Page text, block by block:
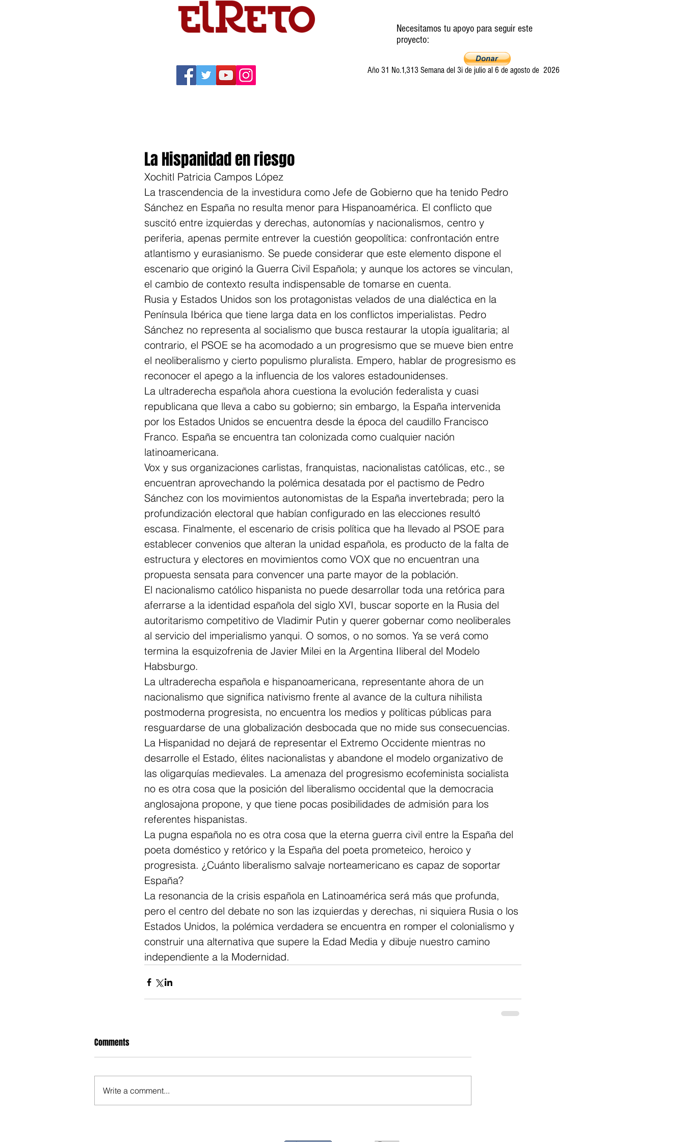
Necesitamos tu apoyo para seguir este
proyecto:
Año 31 No.1,313 Semana del 3i de julio al 6 de agosto de 2026
La Hispanidad en riesgo
Xochitl Patricia Campos López
La trascendencia de la investidura como Jefe de Gobierno que ha tenido Pedro
Sánchez en España no resulta menor para Hispanoamérica. El conflicto que
suscitó entre izquierdas y derechas, autonomías y nacionalismos, centro y
periferia, apenas permite entrever la cuestión geopolítica: confrontación entre
atlantismo y eurasianismo. Se puede considerar que este elemento dispone el
escenario que originó la Guerra Civil Española; y aunque los actores se vinculan,
el cambio de contexto resulta indispensable de tomarse en cuenta.
Rusia y Estados Unidos son los protagonistas velados de una dialéctica en la
Península Ibérica que tiene larga data en los conflictos imperialistas. Pedro
Sánchez no representa al socialismo que busca restaurar la utopía igualitaria; al
contrario, el PSOE se ha acomodado a un progresismo que se mueve bien entre
el neoliberalismo y cierto populismo pluralista. Empero, hablar de progresismo es
reconocer el apego a la influencia de los valores estadounidenses.
La ultraderecha española ahora cuestiona la evolución federalista y cuasi
republicana que lleva a cabo su gobierno; sin embargo, la España intervenida
por los Estados Unidos se encuentra desde la época del caudillo Francisco
Franco. España se encuentra tan colonizada como cualquier nación
latinoamericana.
Vox y sus organizaciones carlistas, franquistas, nacionalistas católicas, etc., se
encuentran aprovechando la polémica desatada por el pactismo de Pedro
Sánchez con los movimientos autonomistas de la España invertebrada; pero la
profundización electoral que habían configurado en las elecciones resultó
escasa. Finalmente, el escenario de crisis política que ha llevado al PSOE para
establecer convenios que alteran la unidad española, es producto de la falta de
estructura y electores en movimientos como VOX que no encuentran una
propuesta sensata para convencer una parte mayor de la población.
El nacionalismo católico hispanista no puede desarrollar toda una retórica para
aferrarse a la identidad española del siglo XVI, buscar soporte en la Rusia del
autoritarismo competitivo de Vladimir Putin y querer gobernar como neoliberales
al servicio del imperialismo yanqui. O somos, o no somos. Ya se verá como
termina la esquizofrenia de Javier Milei en la Argentina Iliberal del Modelo
Habsburgo.
La ultraderecha española e hispanoamericana, representante ahora de un
nacionalismo que significa nativismo frente al avance de la cultura nihilista
postmoderna progresista, no encuentra los medios y políticas públicas para
resguardarse de una globalización desbocada que no mide sus consecuencias.
La Hispanidad no dejará de representar el Extremo Occidente mientras no
desarrolle el Estado, élites nacionalistas y abandone el modelo organizativo de
las oligarquías medievales. La amenaza del progresismo ecofeminista socialista
no es otra cosa que la posición del liberalismo occidental que la democracia
anglosajona propone, y que tiene pocas posibilidades de admisión para los
referentes hispanistas.
La pugna española no es otra cosa que la eterna guerra civil entre la España del
poeta doméstico y retórico y la España del poeta prometeico, heroico y
progresista. ¿Cuánto liberalismo salvaje norteamericano es capaz de soportar
España?
La resonancia de la crisis española en Latinoamérica será más que profunda,
pero el centro del debate no son las izquierdas y derechas, ni siquiera Rusia o los
Estados Unidos, la polémica verdadera se encuentra en romper el colonialismo y
construir una alternativa que supere la Edad Media y dibuje nuestro camino
independiente a la Modernidad.
Comments
Write a comment...